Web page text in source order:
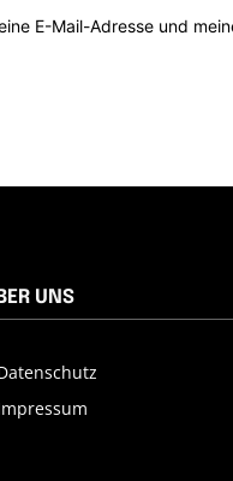
E-Mail-Adresse und
UNS